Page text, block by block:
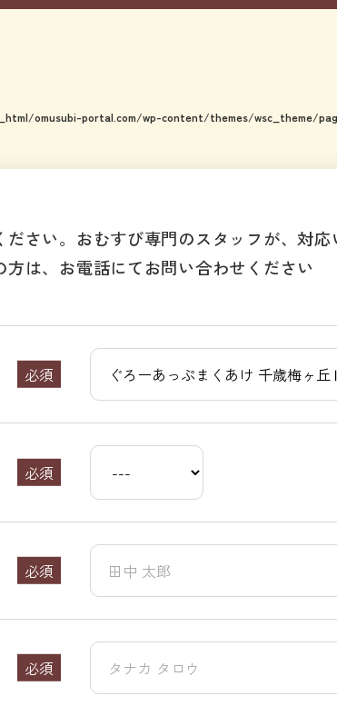
omusubi-portal.com/wp-content/themes/wsc_theme/
さい。おむすび専門のスタッフが、対応
方は、お電話にてお問い合わせください
必須
必須
必須
必須